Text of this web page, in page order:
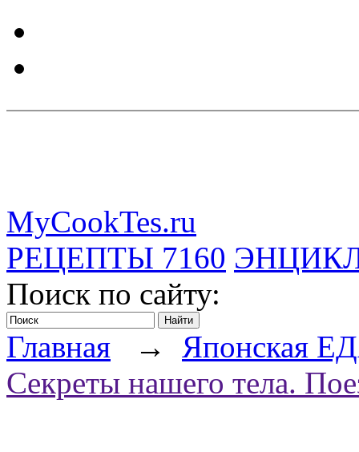
MyCookTes.ru
РЕЦЕПТЫ 7160
Поиск по сайту:
Главная → Японская
Секреты нашего тела.